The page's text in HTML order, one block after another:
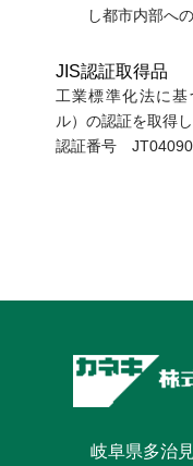
し都市内部へ
JIS認証取得品
工業標準化法に
ル）の認証を取得し
認証番号
岐阜県多治